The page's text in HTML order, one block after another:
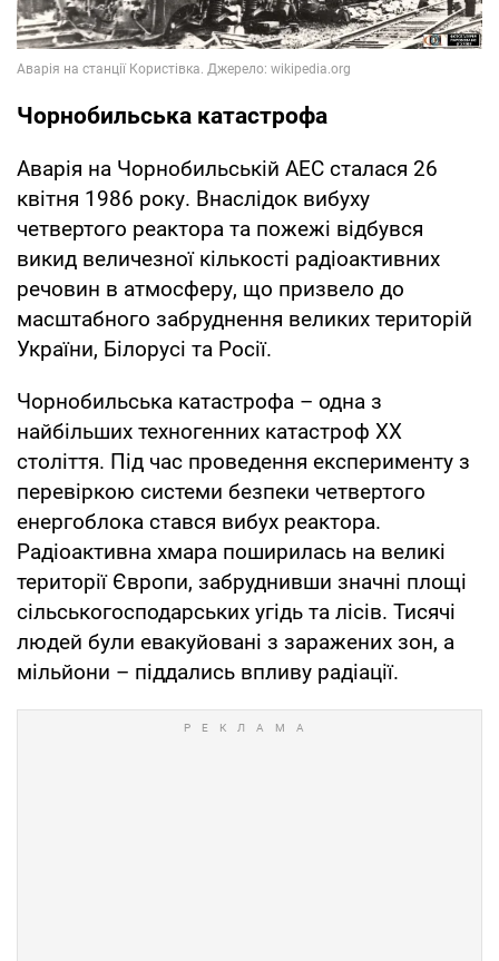
Чорнобильська катастрофа
Аварія на Чорнобильській АЕС сталася 26
квітня 1986 року. Внаслідок вибуху
четвертого реактора та пожежі відбувся
викид величезної кількості радіоактивних
речовин в атмосферу, що призвело до
масштабного забруднення великих територій
України, Білорусі та Росії.
Чорнобильська катастрофа – одна з
найбільших техногенних катастроф XX
століття. Під час проведення експерименту з
перевіркою системи безпеки четвертого
енергоблока стався вибух реактора.
Радіоактивна хмара поширилась на великі
території Європи, забруднивши значні площі
сільськогосподарських угідь та лісів. Тисячі
людей були евакуйовані з заражених зон, а
мільйони – піддались впливу радіації.